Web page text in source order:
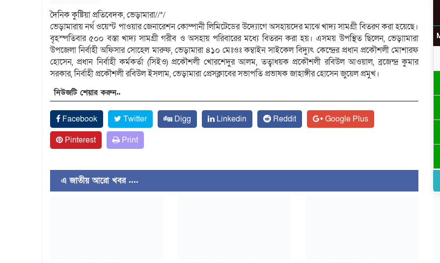
দৈনিক কুষ্টিয়া প্রতিবেদক, ভেড়ামারা//*/
ভেড়ামারায় নর্থ ওয়েস্ট পাওয়ার জেনারেশন কোম্পানী লিমিটেডের উদ্যোগে অসহায়দের মাঝে খাদ্য সামগ্রী বিতরণ করা হয়েছে।
বৃহস্পতিবার ৫০০ বস্তা খাদ্য সামগ্রী গরীব ও অসহায় পরিবারের মধ্যে বিতরন করা হয়। এসময় উপস্থিত ছিলেন, ভেড়াামারা
উপজেলা নির্বাহী অফিসার সোহেল মারুফ, ভেড়ামারা ৪১০ মেঃওঃ কম্বাইন সাইকেল বিদ্যুৎ কেন্দ্রের প্রধান প্রকৌশলী মোশারফ
হোসেন, প্রধান নির্বাহী কর্মকর্তা (সিইও) প্রকৌশলী খোরশেদুর আলম, তত্বাধয়ক প্রকৌশলী রবিউল আওয়াল, ব্রজেন্দ্র কুমার
সরকার, নির্বাহী প্রকৌশলী রবিউল ইসলাম, ভেড়ামারা প্রেসক্লাবের সভাপতি প্রভাষক জাহাঙ্গীর হোসেন জুয়েল প্রমুখ।
নিউজটি শেয়ার করুন..
Facebook Twitter Digg Linkedin Reddit
Google Plus
Pinterest
Print
এ জাতীয় আরো খবর ....